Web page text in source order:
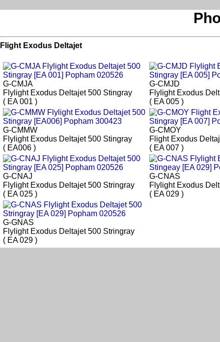
Flight Exodus Deltajet
G-CMJA
Flylight Exodus Deltajet 500 Stingray
( EA 001 )
G-CMJD
Flylight Exodus
( EA 005 )
G-CMMW
Flylight Exodus Deltajet 500 Stingray
( EA006 )
G-CMOY
Flight Exodus
( EA 007 )
G-CNAJ
Flylight Exodus Deltajet 500 Stringray
( EA 025 )
G-CNAS
Flylight Exodus
( EA 029 )
G-GNAS
Flylight Exodus Deltajet 500 Stringray
( EA 029 )